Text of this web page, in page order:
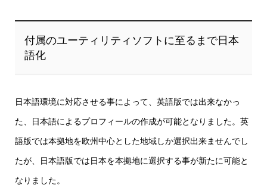
付属のユーティリティソフトに至るまで日本
語化
日本語環境に対応させる事によって、英語版では出来なかっ
た、日本語によるプロフィールの作成が可能となりました。英
語版では本拠地を欧州中心とした地域しか選択出来ませんでし
たが、日本語版では日本を本拠地に選択する事が新たに可能と
なりました。